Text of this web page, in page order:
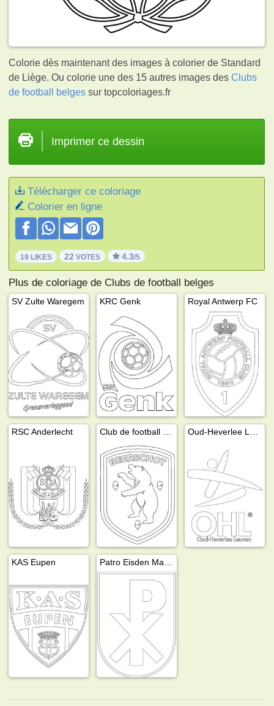
Colorie dès maintenant des images à colorier de Standard
de Liège. Ou colorie une des 15 autres images desClubs
de football belges sur topcoloriages.fr
Imprimer ce dessin
Télécharger ce coloriage
Colorier en ligne
19 LIKES 22 VOTES 4.3/5
Plus de coloriage de Clubs de football belges
SV Zulte Waregem KRC Genk Royal Antwerp FC
RSC Anderlecht
KAS Eupen